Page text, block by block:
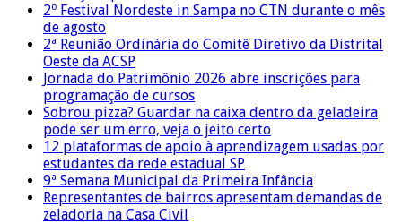
2º Festival Nordeste in Sampa no CTN durante o mês
de agosto
2ª Reunião Ordinária do Comitê Diretivo da Distrital
Oeste da ACSP
Jornada do Patrimônio 2026 abre inscrições para
programação de cursos
Sobrou pizza? Guardar na caixa dentro da geladeira
pode ser um erro, veja o jeito certo
12 plataformas de apoio à aprendizagem usadas por
estudantes da rede estadual SP
9ª Semana Municipal da Primeira Infância
Representantes de bairros apresentam demandas de
zeladoria na Casa Civil